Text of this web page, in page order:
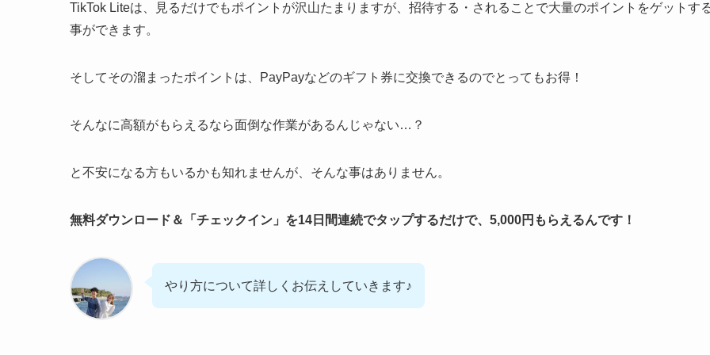
TikTok Liteは、見るだけでもポイントが沢山たまりますが、招待する・されることで大量のポイントをゲットす
事ができます。
そしてその溜まったポイントは、PayPayなどのギフト券に交換できるのでとってもお得！
そんなに高額がもらえるなら面倒な作業があるんじゃない…？
と不安になる方もいるかも知れませんが、そんな事はありません。
無料ダウンロード＆「チェックイン」を14日間連続でタップするだけで、5,000円もらえるんです！
やり方について詳しくお伝えしていきます♪